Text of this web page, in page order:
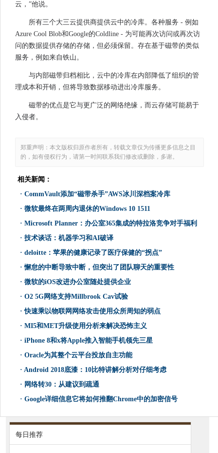
云，”他说。
所有三个大三云提供商提供云中的冷库。各种服务 - 例如
Azure Cool Blob和Google的Coldline - 为可能再次访问或再次访
问的数据提供存储的存储，但必须保留。存在基于磁带的类似
服务，例如来自铁山。
与内部磁带归档相比，云中的冷库在内部降低了组织的管
理成本和开销，但将导致数据移动进出冷库服务。
磁带的优点是它与更广泛的网络绝缘，而云存储可能易于
入侵者。
郑重声明：本文版权归原作者所有，转载文章仅为传播更多信息之目
的，如有侵权行为，请第一时间联系我们修改或删除，多谢。
相关新闻：
· CommVault添加“磁带杀手”AWS冰川深档案冷库
· 微软最终在两周内退休的Windows 10 1511
· Microsoft Planner：办公室365集成的特拉洛竞争对手福利
· 技术谈话：机器学习和AI破译
· deloitte：苹果的健康记录了医疗保健的“拐点”
·懈怠的中断导致中断，但突出了团队聊天的重要性
· 微软的iOS改进办公室随处提供企业
· O2 5G网络支持Millbrook Cav试验
·快速乘以物联网网络攻击使用众所周知的弱点
· MI5和MET升级使用分析来解决恐怖主义
· iPhone 8和x将Apple推入智能手机领先三星
· Oracle为其整个云平台投放自主功能
· Android 2018底漆：10比特讲解分析对仔细考虑
· 网络转30：从建议到疏通
· Google详细信息它将如何推翻Chrome中的加密信号
每日推荐